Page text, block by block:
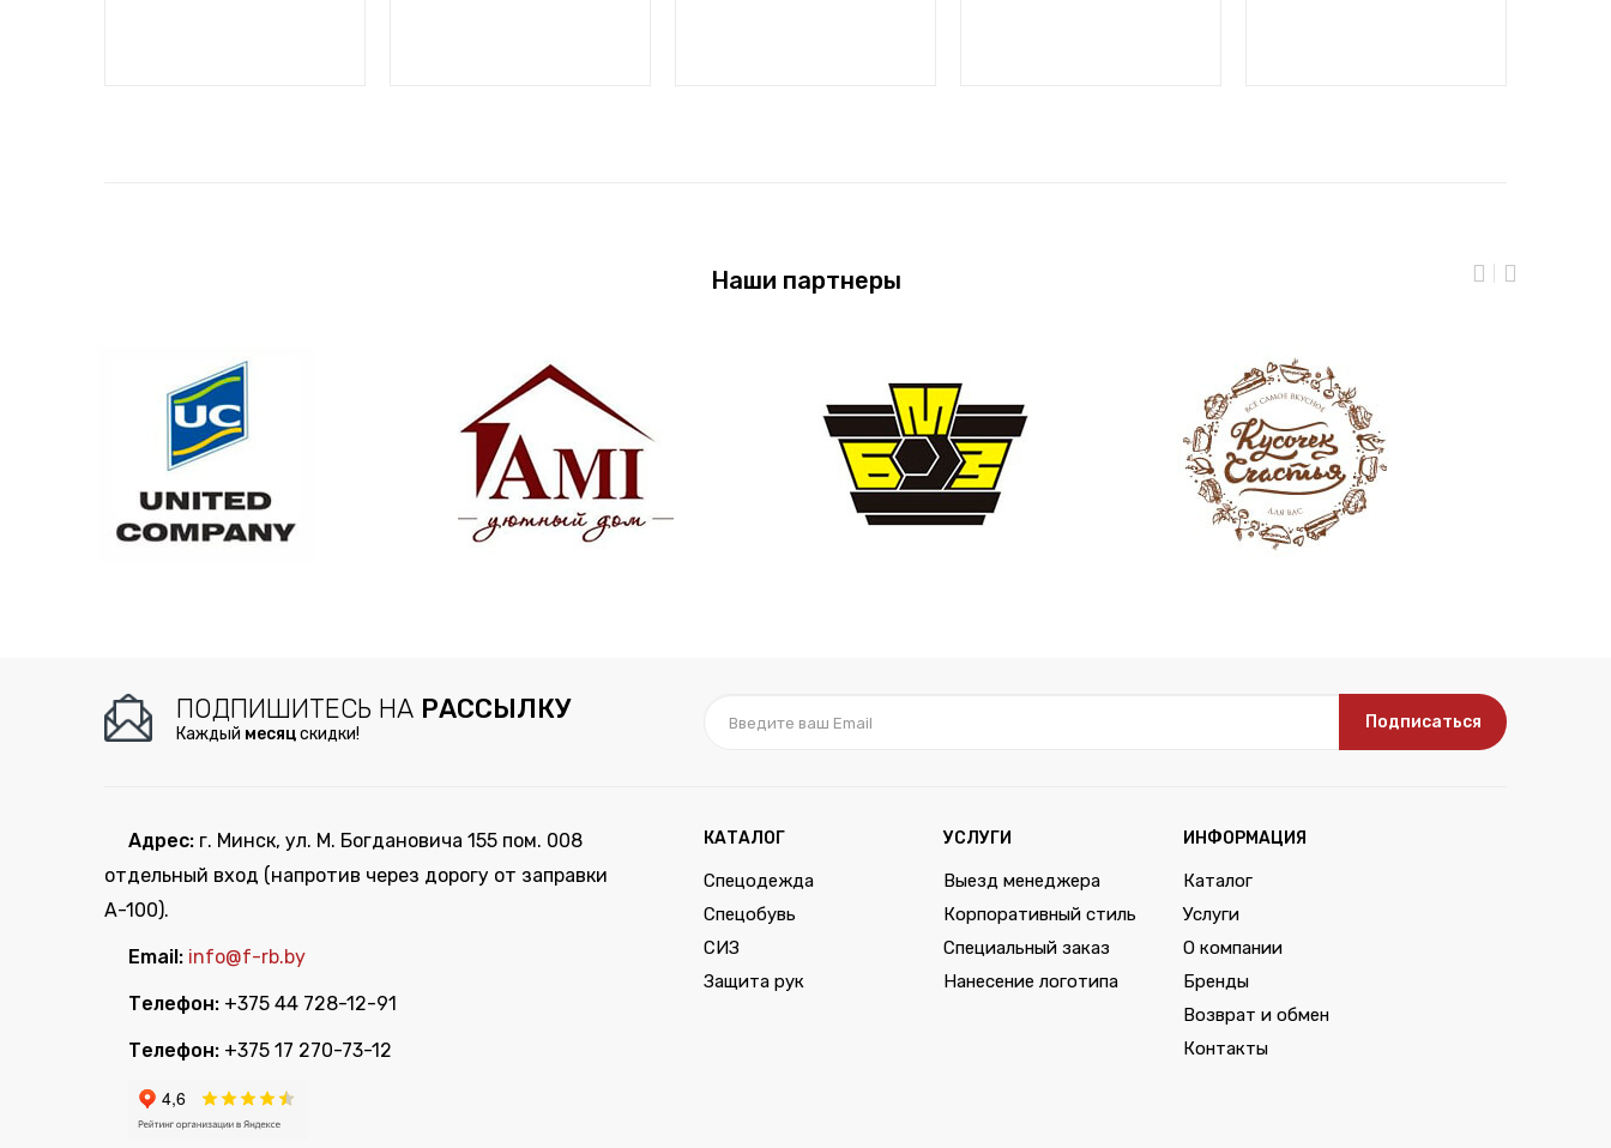
Наши партнеры
ПОДПИШИТЕСЬ НА РАССЫЛКУ
Каждый месяцскидки!
Подписаться
Адрес: г. Минск, ул. М. Богдановича 155 пом. 008
отдельный вход (напротив через дорогу от заправки
А-100).
Email: info@f-rb.by
Телефон: +375 44 728-12-91
Телефон: +375 17 270-73-12
КАТАЛОГ
Спецодежда
Спецобувь
СИЗ
Защита рук
УСЛУГИ
Выезд менеджера
Корпоративный стиль
Специальный заказ
Нанесение логотипа
ИНФОРМАЦИЯ
Каталог
Услуги
О компании
Бренды
Возврат и обмен
Контакты